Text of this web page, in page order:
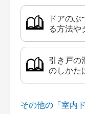
ドアの
る方法や
引き戸の
のしかた
その他の「室内